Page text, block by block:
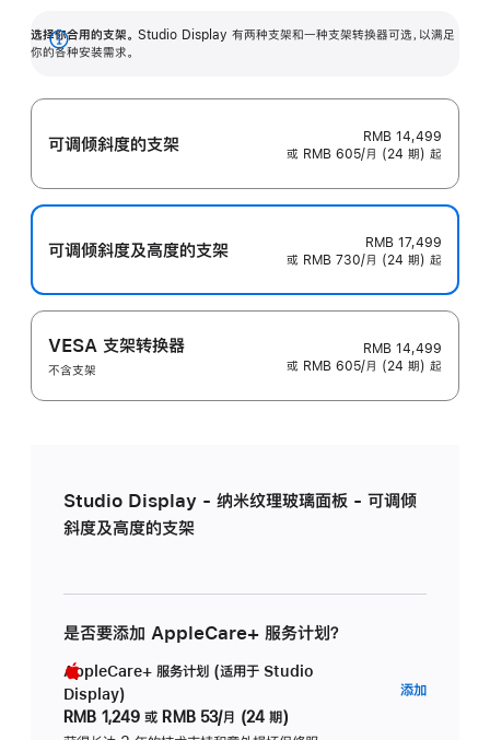
选择你合用的支架。 Studio Display 有两种支架和一种支架转换器可选，以满足
你的各种安装需求。
展
可调倾斜度的支架
RMB 14,499
或 RMB 605/月 (24 期) 起
可调倾斜度及高‍度的支‍架
RMB 17,499
或 RMB 730/月 (24 期) 起
VESA 支架转换器
不含支架
RMB 14,499
或 RMB 605/月 (24 期) 起
Studio Display - 纳米纹理玻璃面板 - 可调倾
斜度及高度的支架
是否要添加 AppleCare+ 服务计划？
AppleCare+ 服务计划 (适用于 Studio
Display)
RMB 1,249 或 RMB 53/月 (24 期)
添加